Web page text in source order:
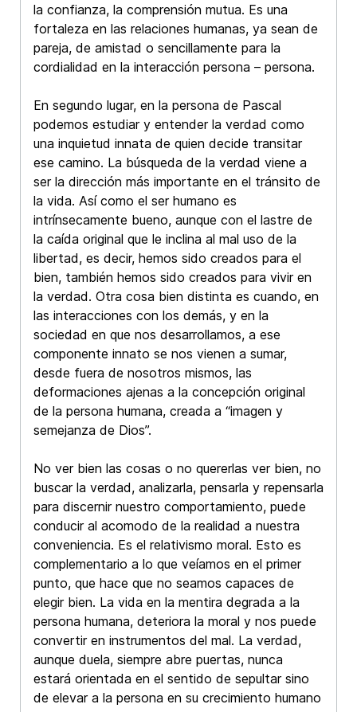
la confianza, la comprensión mutua. Es una
fortaleza en las relaciones humanas, ya sean de
pareja, de amistad o sencillamente para la
cordialidad en la interacción persona – persona.
En segundo lugar, en la persona de Pascal
podemos estudiar y entender la verdad como
una inquietud innata de quien decide transitar
ese camino. La búsqueda de la verdad viene a
ser la dirección más importante en el tránsito de
la vida. Así como el ser humano es
intrínsecamente bueno, aunque con el lastre de
la caída original que le inclina al mal uso de la
libertad, es decir, hemos sido creados para el
bien, también hemos sido creados para vivir en
la verdad. Otra cosa bien distinta es cuando, en
las interacciones con los demás, y en la
sociedad en que nos desarrollamos, a ese
componente innato se nos vienen a sumar,
desde fuera de nosotros mismos, las
deformaciones ajenas a la concepción original
de la persona humana, creada a “imagen y
semejanza de Dios”.
No ver bien las cosas o no quererlas ver bien, no
buscar la verdad, analizarla, pensarla y repensarla
para discernir nuestro comportamiento, puede
conducir al acomodo de la realidad a nuestra
conveniencia. Es el relativismo moral. Esto es
complementario a lo que veíamos en el primer
punto, que hace que no seamos capaces de
elegir bien. La vida en la mentira degrada a la
persona humana, deteriora la moral y nos puede
convertir en instrumentos del mal. La verdad,
aunque duela, siempre abre puertas, nunca
estará orientada en el sentido de sepultar sino
de elevar a la persona en su crecimiento humano